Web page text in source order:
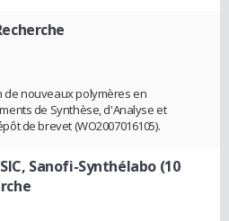
nouveaux polymères en
de Synthèse, d'Analyse et
de brevet (WO2007016105).
Sanofi-Synthélabo (10